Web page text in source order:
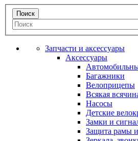
Запчасти и аксессуары
Аксессуары
Багажники
Велоприцепы
Всякая
Насосы
Детские
Замки и
Защита рамы